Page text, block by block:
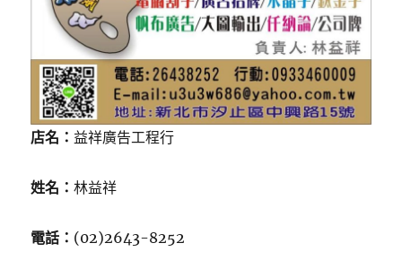
店名： 益祥廣告工程行
姓名：林益祥
電話： (02)2643-8252